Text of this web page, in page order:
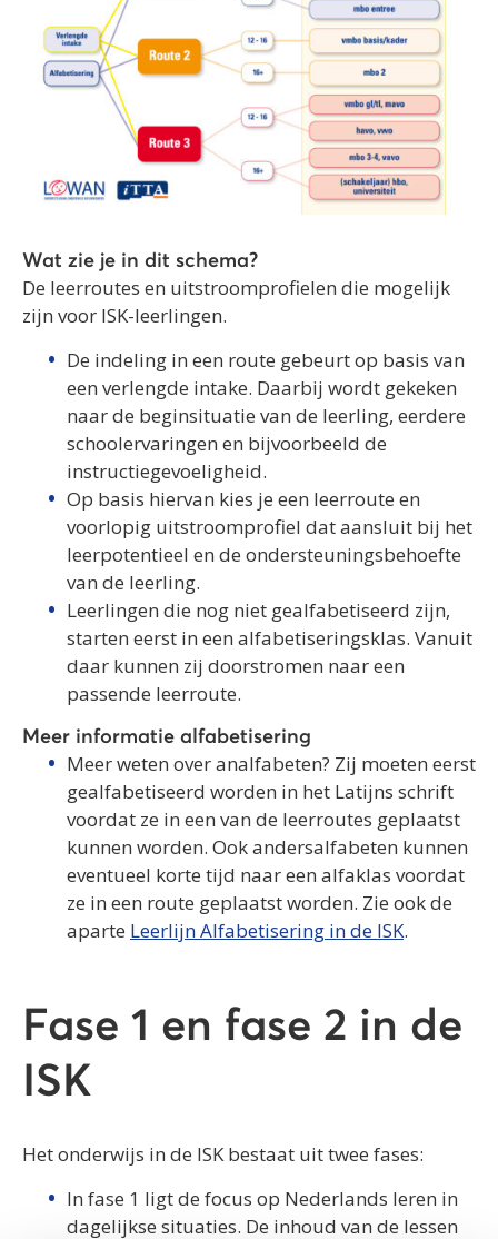
Wat zie je in dit schema?
De leerroutes en uitstroomprofielen die mogelijk
zijn voor ISK-leerlingen.
De indeling in een route gebeurt op basis van
een verlengde intake. Daarbij wordt gekeken
naar de beginsituatie van de leerling, eerdere
schoolervaringen en bijvoorbeeld de
instructiegevoeligheid.
Op basis hiervan kies je een leerroute en
voorlopig uitstroomprofiel dat aansluit bij het
leerpotentieel en de ondersteuningsbehoefte
van de leerling.
Leerlingen die nog niet gealfabetiseerd zijn,
starten eerst in een alfabetiseringsklas. Vanuit
daar kunnen zij doorstromen naar een
passende leerroute.
Meer informatie alfabetisering
Meer weten over analfabeten? Zij moeten eerst
gealfabetiseerd worden in het Latijns schrift
voordat ze in een van de leerroutes geplaatst
kunnen worden. Ook andersalfabeten kunnen
eventueel korte tijd naar een alfaklas voordat
ze in een route geplaatst worden. Zie ook de
aparte Leerlijn Alfabetisering in de ISK.
Fase 1 en fase 2 in de
ISK
Het onderwijs in de ISK bestaat uit twee fases:
In fase 1 ligt de focus op Nederlands leren in
dagelijkse situaties. De inhoud van de lessen